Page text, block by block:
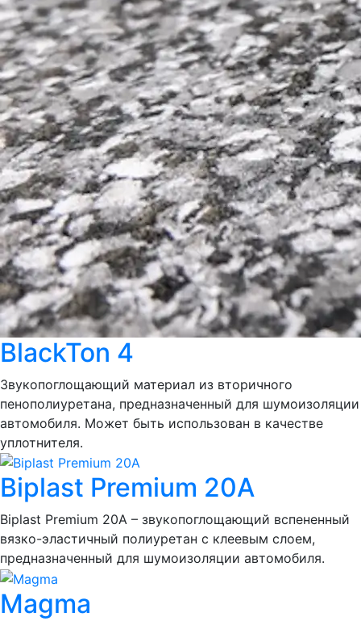
BlackTon 4
Звукопоглощающий материал из вторичного
пенополиуретана, предназначенный для шумоизоляции
автомобиля. Может быть использован в качестве
уплотнителя.
Biplast Premium 20A
Biplast Premium 20A – звукопоглощающий вспененный
вязко-эластичный полиуретан с клеевым слоем,
предназначенный для шумоизоляции автомобиля.
Magma